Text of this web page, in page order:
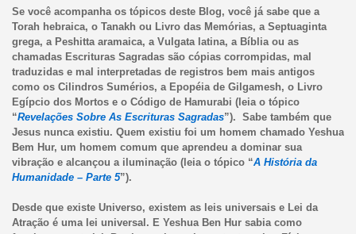
Se você acompanha os tópicos deste Blog, você já sabe que a
Torah hebraica, o Tanakh ou Livro das Memórias, a Septuaginta
grega, a Peshitta aramaica, a Vulgata latina, a Bíblia ou as
chamadas Escrituras Sagradas são cópias corrompidas, mal
traduzidas e mal interpretadas de registros bem mais antigos
como os Cilindros Sumérios, a Epopéia de Gilgamesh, o Livro
Egípcio dos Mortos e o Código de Hamurabi (leia o tópico
“Revelações Sobre As Escrituras Sagradas”). Sabe também que
Jesus nunca existiu. Quem existiu foi um homem chamado Yeshua
Bem Hur, um homem comum que aprendeu a dominar sua
vibração e alcançou a iluminação (leia o tópico “A História da
Humanidade – Parte 5”).
Desde que existe Universo, existem as leis universais e Lei da
Atração é uma lei universal. E Yeshua Ben Hur sabia como